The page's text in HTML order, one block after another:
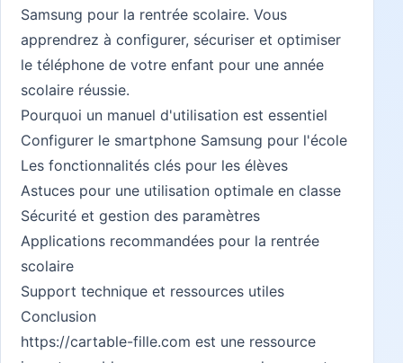
Samsung pour la rentrée scolaire. Vous
apprendrez à configurer, sécuriser et optimiser
le téléphone de votre enfant pour une année
scolaire réussie.
Pourquoi un manuel d'utilisation est essentiel
Configurer le smartphone Samsung pour l'école
Les fonctionnalités clés pour les élèves
Astuces pour une utilisation optimale en classe
Sécurité et gestion des paramètres
Applications recommandées pour la rentrée
scolaire
Support technique et ressources utiles
Conclusion
https://cartable-fille.com est une ressource